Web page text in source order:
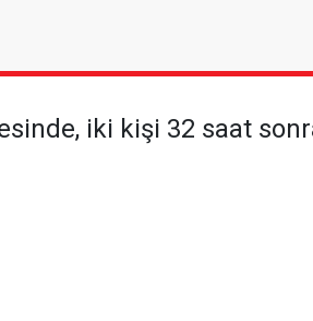
iki kişi 32 saat